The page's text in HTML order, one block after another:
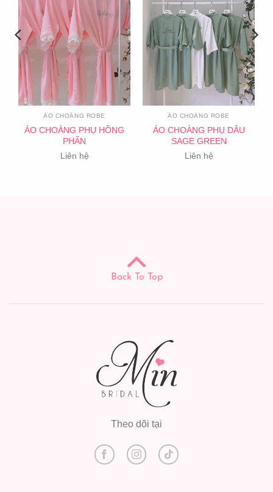
ÁO CHOÀNG ROBE
ÁO CHOÀNG PHỤ HỒNG
PHẤN
Liên hệ
ÁO CHOÀNG ROBE
ÁO CHOÀNG PHỤ DÂU
SAGE GREEN
Liên hệ
Back To Top
Theo dõi tại